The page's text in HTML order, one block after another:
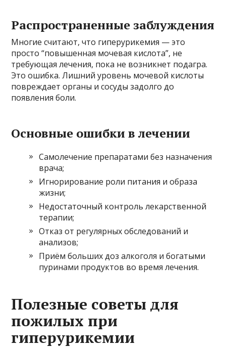
Распространенные заблуждения
Многие считают, что гиперурикемия — это
просто “повышенная мочевая кислота”, не
требующая лечения, пока не возникнет подагра.
Это ошибка. Лишний уровень мочевой кислоты
повреждает органы и сосуды задолго до
появления боли.
Основные ошибки в лечении
Самолечение препаратами без назначения
врача;
Игнорирование роли питания и образа
жизни;
Недостаточный контроль лекарственной
терапии;
Отказ от регулярных обследований и
анализов;
Приём больших доз алкоголя и богатыми
пуринами продуктов во время лечения.
Полезные советы для
пожилых при
гиперурикемии